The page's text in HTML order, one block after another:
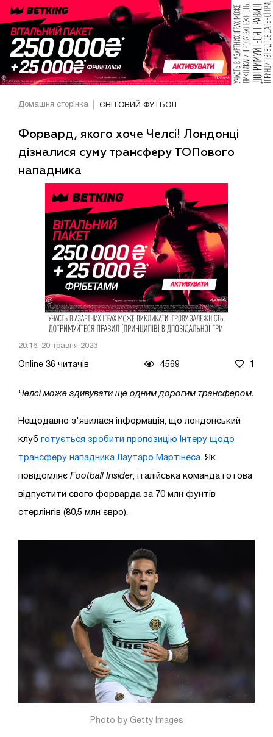
Домашня сторінка СВІТОВИЙ ФУТБОЛ
Форвард, якого хоче Челсі! Лондонці
дізналися суму трансферу ТОПового
нападника
20:16, 20 травня 2023
Online 36 читачів 4569 1
Челсі може здивувати ще одним дорогим трансфером.
Нещодавно з'явилася інформація, що лондонський
клуб готується зробити пропозицію Інтеру щодо
трансферу нападника Лаутаро Мартінеса . Як
повідомляє Football Insider, італійська команда готова
відпустити свого форварда за 70 млн фунтів
стерлінгів (80,5 млн євро).
Photo by Getty Images